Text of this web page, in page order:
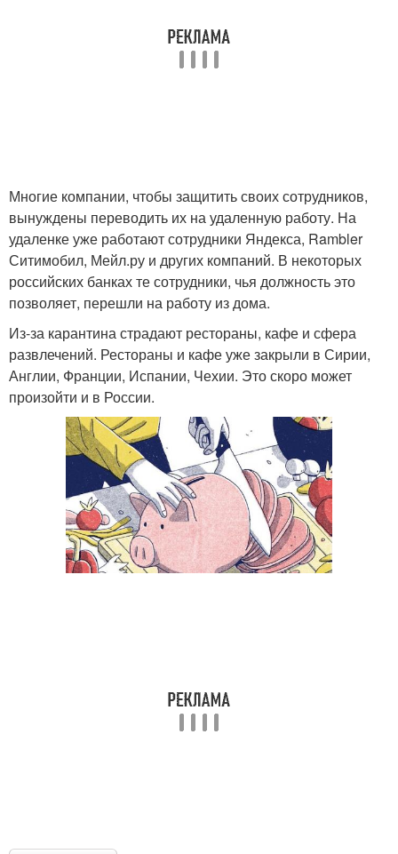
Многие компании, чтобы защитить своих сотрудников,
вынуждены переводить их на удаленную работу. На
удаленке уже работают сотрудники Яндекса, Rambler
Ситимобил, Мейл.ру и других компаний. В некоторых
российских банках те сотрудники, чья должность это
позволяет, перешли на работу из дома.
Из-за карантина страдают рестораны, кафе и сфера
развлечений. Рестораны и кафе уже закрыли в Сирии,
Англии, Франции, Испании, Чехии. Это скоро может
произойти и в России.